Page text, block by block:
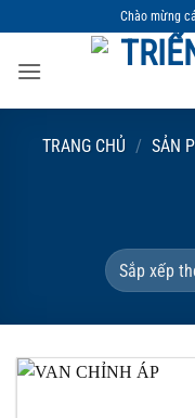
qua
nội
Chào mừng
TRANG CHỦ / SẢN